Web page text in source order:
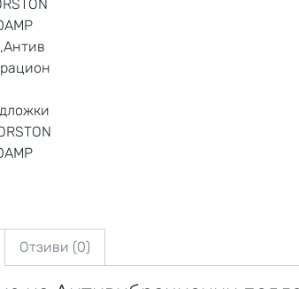
Отзиви (0)